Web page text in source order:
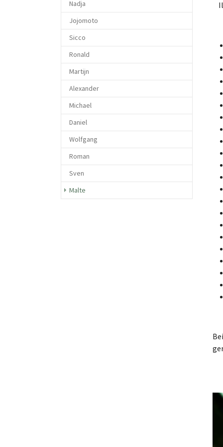
Nadja
Jojomoto
Sicco
Ronald
Martijn
Alexander
Michael
Daniel
Wolfgang
Roman
Sven
Malte